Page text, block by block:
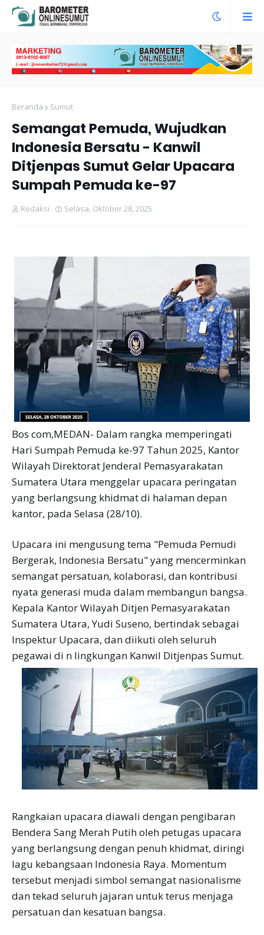
Beranda Sumut
Semangat Pemuda, Wujudkan
Indonesia Bersatu - Kanwil
Ditjenpas Sumut Gelar Upacara
Sumpah Pemuda ke-97
Redaksi Selasa, Oktober 28, 2025
Bos com,MEDAN- Dalam rangka memperingati
Hari Sumpah Pemuda ke-97 Tahun 2025, Kantor
Wilayah Direktorat Jenderal Pemasyarakatan
Sumatera Utara menggelar upacara peringatan
yang berlangsung khidmat di halaman depan
kantor, pada Selasa (28/10).
Upacara ini mengusung tema "Pemuda Pemudi
Bergerak, Indonesia Bersatu" yang mencerminkan
semangat persatuan, kolaborasi, dan kontribusi
nyata generasi muda dalam membangun bangsa.
Kepala Kantor Wilayah Ditjen Pemasyarakatan
Sumatera Utara, Yudi Suseno, bertindak sebagai
Inspektur Upacara, dan diikuti oleh seluruh
pegawai di n lingkungan Kanwil Ditjenpas Sumut.
Rangkaian upacara diawali dengan pengibaran
Bendera Sang Merah Putih oleh petugas upacara
yang berlangsung dengan penuh khidmat, diringi
lagu kebangsaan Indonesia Raya. Momentum
tersebut menjadi simbol semangat nasionalisme
dan tekad seluruh jajaran untuk terus menjaga
persatuan dan kesatuan bangsa.